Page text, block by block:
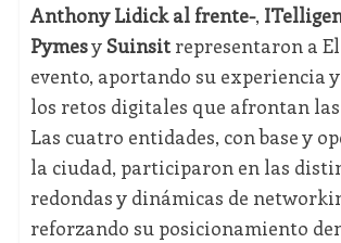
Anthony Lidick al frente-,
PymesySuinsitrepresentaron a
evento, aportando su experiencia
los retos digitales que afrontan las
Las cuatro entidades, con base y
la ciudad, participaron en las
redondas y dinámicas de
reforzando su posicionamiento